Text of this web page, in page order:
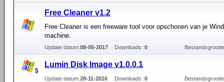
Free Cleaner v1.2
Free Cleaner is een freeware tool voor opschonen van je
machine.
Update datum:08-05-2017 Downloads :0
Lumin Disk Image v1.0.0.1
Update datum:28-11-2016 Downloads :0